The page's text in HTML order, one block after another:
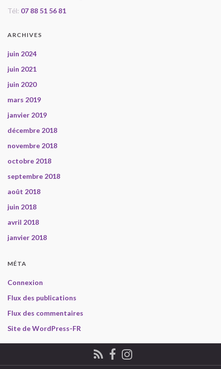
Tél: 07 88 51 56 81
ARCHIVES
juin 2024
juin 2021
juin 2020
mars 2019
janvier 2019
décembre 2018
novembre 2018
octobre 2018
septembre 2018
août 2018
juin 2018
avril 2018
janvier 2018
MÉTA
Connexion
Flux des publications
Flux des commentaires
Site de WordPress-FR